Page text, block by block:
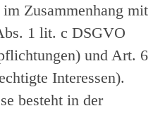
Zusammenhang mit
1 lit. c DSGVO
und Art. 6
Interessen).
besteht in der